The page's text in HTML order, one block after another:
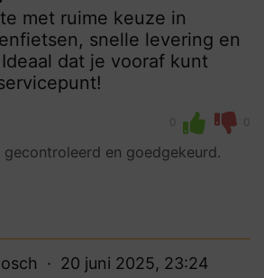
met ruime keuze in
snelle levering en
dat je vooraf kunt
0 0
en goedgekeurd.
20 juni 2025, 23:24